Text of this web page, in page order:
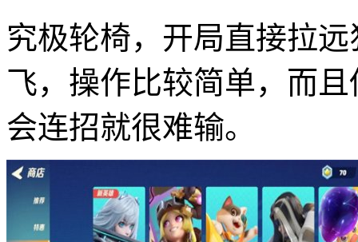
究极轮椅，开局直接拉
飞，操作比较简单，而
会连招就很难输。